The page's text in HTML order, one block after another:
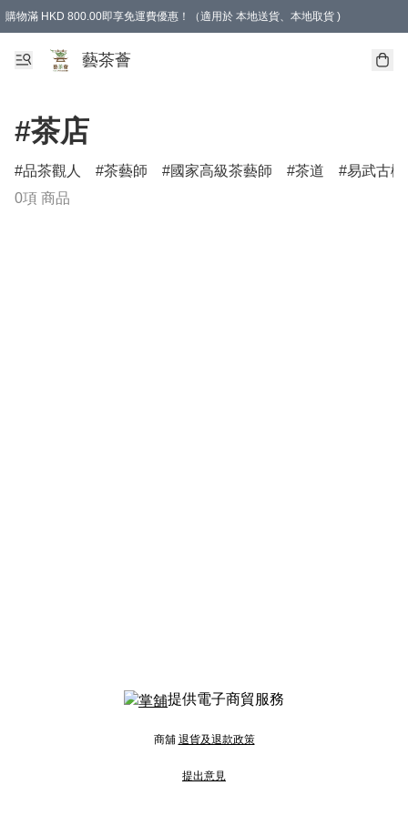
購物滿 HKD 800.00即享免運費優惠！（適用於 本地送貨、本地取貨 )
藝茶薈
#茶店
品茶觀人 茶藝師 國家高級茶藝師 茶道
易武古樹
0項 商品
提供電子商貿服務
商舖 退貨及退款政策
提出意見